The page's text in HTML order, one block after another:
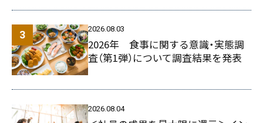
2026.08.03
2026年 食事に関する意識・実態調
査（第1弾）について調査結果を発表
2026.08.04